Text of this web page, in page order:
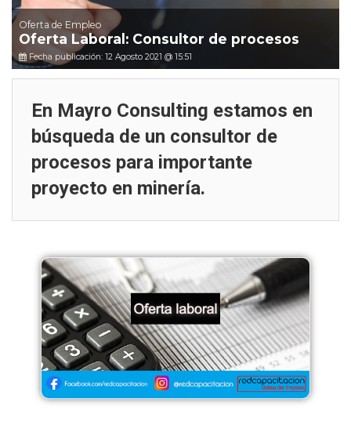
Oferta de Empleo
Oferta Laboral: Consultor de procesos
Fecha publicación: 12 Agosto 2021 @ 15:51
En Mayro Consulting estamos en
búsqueda de un consultor de
procesos para importante
proyecto en minería.